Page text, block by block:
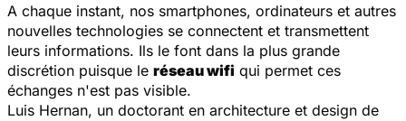
A chaque instant, nos smartphones, ordinateurs et autres
nouvelles technologies se connectent et transmettent
leurs informations. Ils le font dans la plus grande
discrétion puisque le réseau wifi qui permet ces
échanges n'est pas visible.
Luis Hernan, un doctorant en architecture et design de